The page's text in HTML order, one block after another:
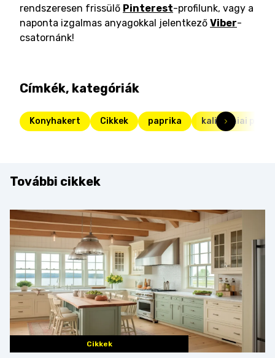
rendszeresen frissülő Pinterest-profilunk, vagy a
naponta izgalmas anyagokkal jelentkező Viber-
csatornánk!
Címkék, kategóriák
Konyhakert Cikkek paprika kaliforniai
További cikkek
Cikkek